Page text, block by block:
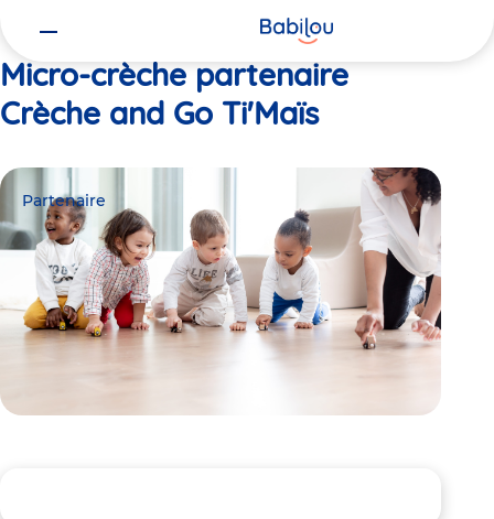
Micro-crèche partenaire
Crèche and Go Ti'Maïs
Partenaire